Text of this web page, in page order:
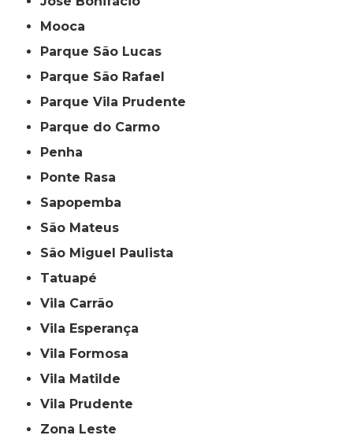
Mooca
Parque São Lucas
Parque São Rafael
Parque Vila Prudente
Parque do Carmo
Penha
Ponte Rasa
Sapopemba
São Mateus
São Miguel Paulista
Tatuapé
Vila Carrão
Vila Esperança
Vila Formosa
Vila Matilde
Vila Prudente
Zona Leste